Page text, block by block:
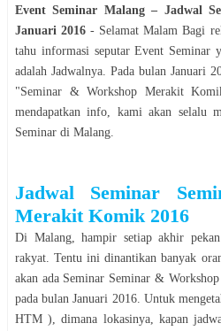
Event Seminar Malang– Jadwal
Januari 2016 - SelamatMalam Bagi
tahu informasi seputar Event Seminar
adalah Jadwalnya. Pada bulan Januari
"Seminar & Workshop Merakit
mendapatkan info, kami akan selalu
Seminar di Malang
Jadwal Seminar
Merakit Komik 2016
Di Malang, hampir setiap akhir
rakyat. Tentu ini dinantikan banyak
akan ada Seminar Seminar &
pada bulanJanuari 2016. Untuk
HTM ), dimana lokasinya, kapan